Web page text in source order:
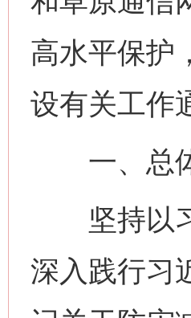
高水平保护
设有关工作
一、总
坚持以习
深入践行习